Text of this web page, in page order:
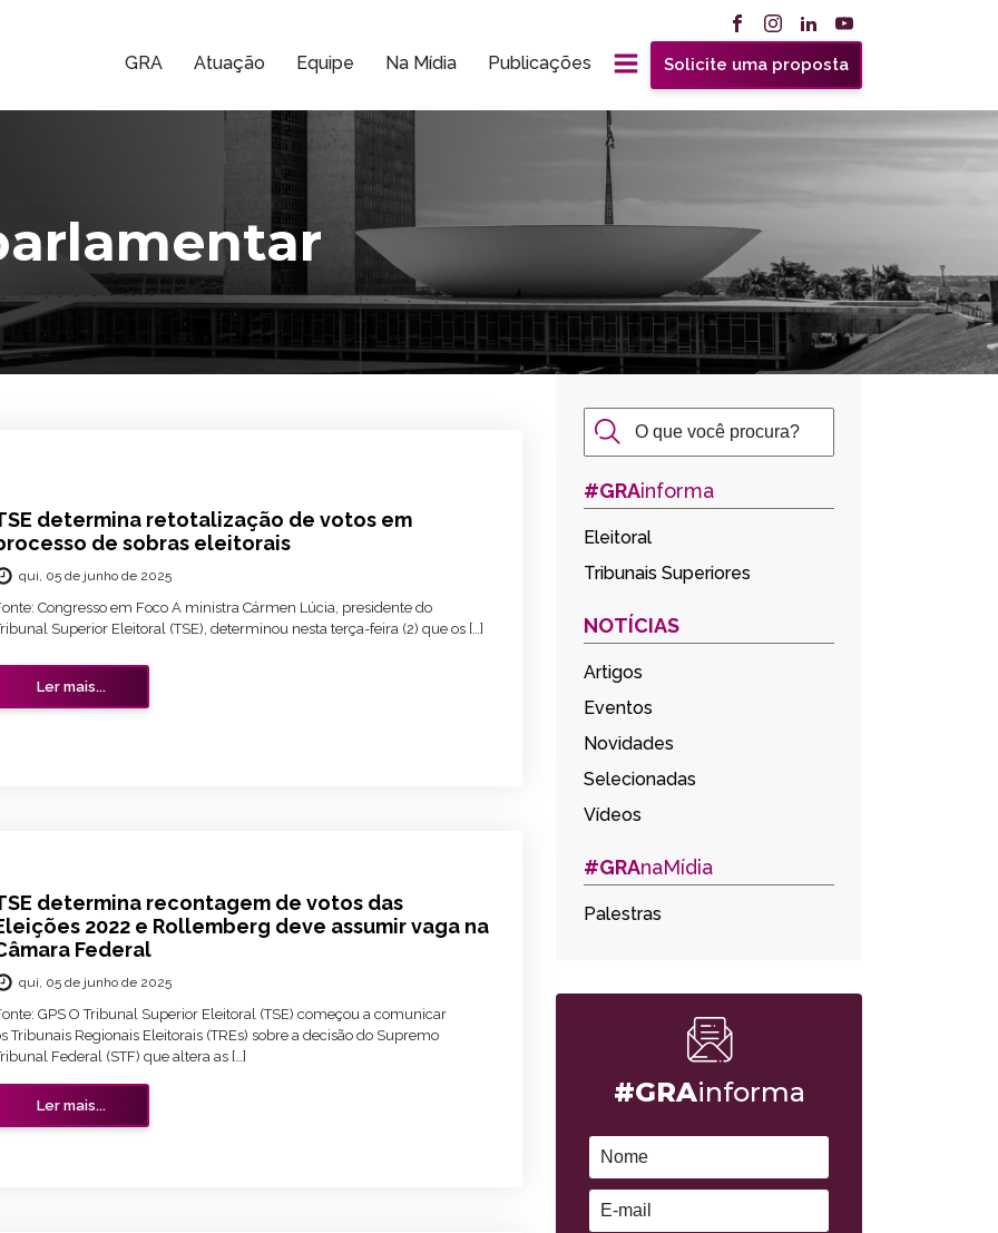
GRA Atuação Equipe Na Mídia Publicações Solicite uma proposta
determina retotalização de votos em
de sobras eleitorais
qui, 05 de junho de 2025
Congresso em Foco A ministra Cármen Lúcia, presidente do
Superior Eleitoral (TSE), determinou nesta terça-feira (2) que os […]
Ler mais...
determina recontagem de votos das
2022 e Rollemberg deve assumir vaga na
Federal
qui, 05 de junho de 2025
GPS O Tribunal Superior Eleitoral (TSE) começou a comunicar
Tribunais Regionais Eleitorais (TREs) sobre a decisão do Supremo
Federal (STF) que altera as […]
Ler mais...
#GRAinforma
Eleitoral
Tribunais Superiores
NOTÍCIAS
Artigos
Eventos
Novidades
Selecionadas
Vídeos
#GRAnaMídia
Palestras
#GRAinforma